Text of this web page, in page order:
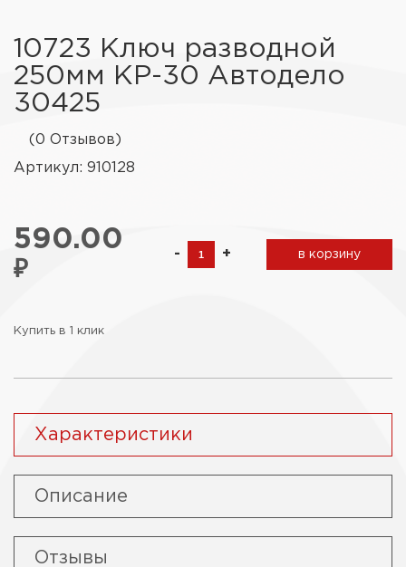
10723 Ключ разводной
250мм КР-30 Автодело
30425
(0 Отзывов)
Артикул: 910128
590.00
₽
- + в корзину
Купить в 1 клик
Характеристики
Описание
Отзывы